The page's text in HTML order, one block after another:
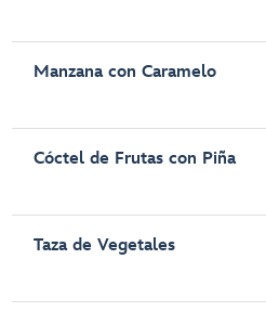
Manzana con Caramelo
Cóctel de Frutas con Piña
Taza de Vegetales